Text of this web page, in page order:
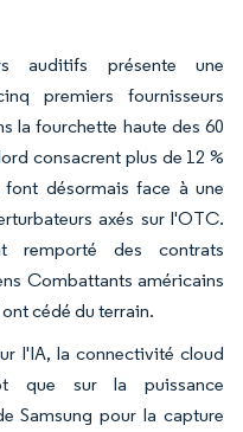
auditifs présente une
premiers fournisseurs
la fourchette haute des 60
consacrent plus de 12 %
désormais face à une
axés sur l'OTC.
remporté des contrats
Combattants américains
cédé du terrain.
l'IA, la connectivité cloud
que sur la puissance
Samsung pour la capture